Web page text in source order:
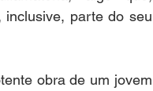
inclusive, parte do seu
obra de um jovem